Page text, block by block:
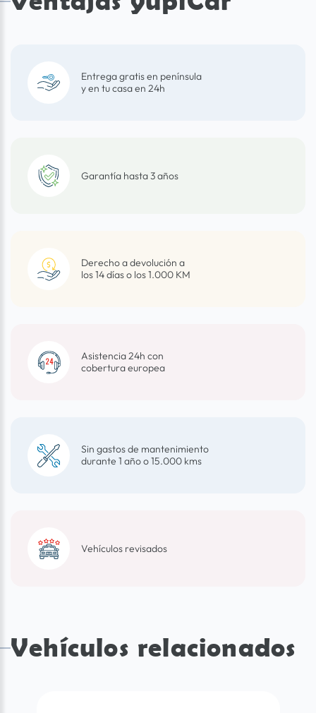
Entrega gratis en península
y en tu casa en 24h
Garantía hasta 3 años
Derecho a devolución a
los 14 días o los 1.000 KM
Asistencia 24h con
cobertura europea
Sin gastos de mantenimiento
durante 1 año o 15.000 kms
Vehículos revisados
Vehículos relacionados